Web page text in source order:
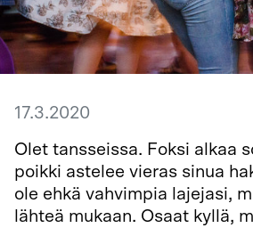
17.3.2020
Olet tansseissa. Foksi alkaa
poikki astelee vieras sinua
ole ehkä vahvimpia lajejasi,
lähteä mukaan. Osaat kyllä,